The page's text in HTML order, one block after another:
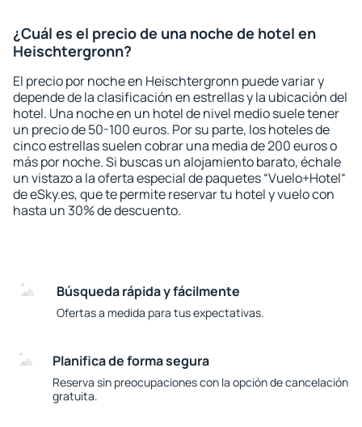
¿Cuál es el precio de una noche de hotel en
Heischtergronn?
El precio por noche en Heischtergronn puede variar y
depende de la clasificación en estrellas y la ubicación del
hotel. Una noche en un hotel de nivel medio suele tener
un precio de 50-100 euros. Por su parte, los hoteles de
cinco estrellas suelen cobrar una media de 200 euros o
más por noche. Si buscas un alojamiento barato, échale
un vistazo a la oferta especial de paquetes “Vuelo+Hotel“
de eSky.es, que te permite reservar tu hotel y vuelo con
hasta un 30% de descuento.
Búsqueda rápida y fácilmente
Ofertas a medida para tus expectativas.
Planifica de forma segura
Reserva sin preocupaciones con la opción de cancelación
gratuita.